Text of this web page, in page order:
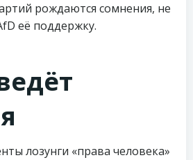
рождаются сомнения, не
её поддержку.
лозунги «права человека»